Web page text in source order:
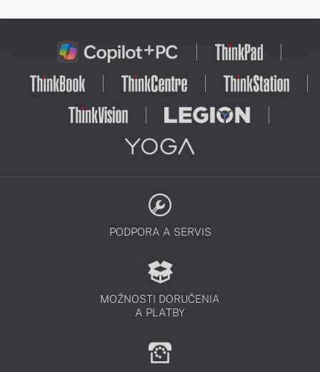
PODPORA A SERVIS
MOŽNOSTI DORUČENIA
A PLATBY